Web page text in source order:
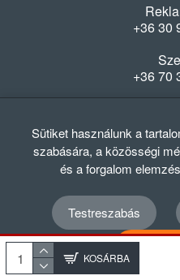
KOSÁRBA
+36 30
+36 70
Hétfő-
© 2012 - 2024
Adatvédelmi szabályzat
Sütiket használunk a
szabására, a közösségi
és a forgalom
Testreszabás
Összes